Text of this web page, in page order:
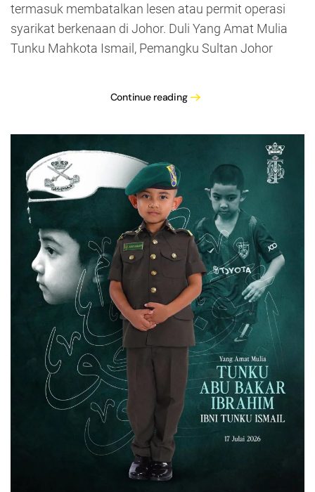
termasuk membatalkan lesen atau permit operasi
syarikat berkenaan di Johor. Duli Yang Amat Mulia
Tunku Mahkota Ismail, Pemangku Sultan Johor
Continue reading